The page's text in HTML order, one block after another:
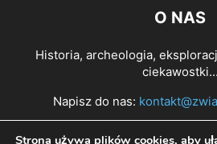
O NAS
Historia, archeologia,
ciekawostki...
Napisz do nas:
Strona używa plików cookies, aby